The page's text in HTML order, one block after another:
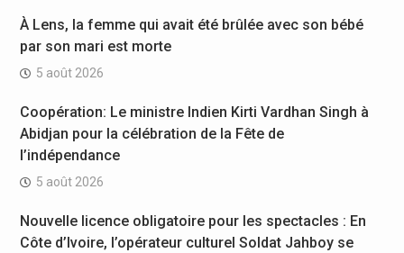
À Lens, la femme qui avait été brûlée avec son bébé
par son mari est morte
5 août 2026
Coopération: Le ministre Indien Kirti Vardhan Singh à
Abidjan pour la célébration de la Fête de
l’indépendance
5 août 2026
Nouvelle licence obligatoire pour les spectacles : En
Côte d’Ivoire, l’opérateur culturel Soldat Jahboy se